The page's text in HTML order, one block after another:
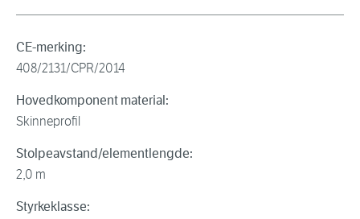
CE-merking:
408/2131/CPR/2014
Hovedkomponent material:
Skinneprofil
Stolpeavstand/elementlengde:
2,0 m
Styrkeklasse: